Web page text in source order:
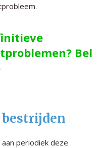
Bel
periodiek deze